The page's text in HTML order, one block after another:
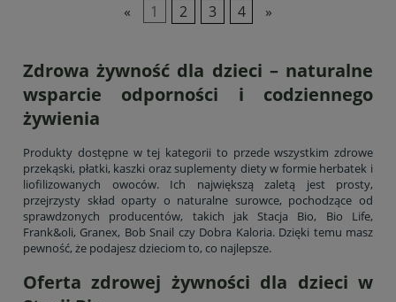
« 1 2 3 4 »
Zdrowa żywność dla dzieci – naturalne
wsparcie odporności i codziennego
żywienia
Produkty dostępne w tej kategorii to przede wszystkim zdrowe
przekąski, płatki, kaszki oraz suplementy diety w formie herbatek i
liofilizowanych owoców. Ich największą zaletą jest prosty,
przejrzysty skład oparty o naturalne surowce, pochodzące od
sprawdzonych producentów, takich jak Stacja Bio, Bio Life,
Frank&oli, Granex, Bob Snail czy Dobra Kaloria. Dzięki temu masz
pewność, że podajesz dzieciom to, co najlepsze.
Oferta zdrowej żywności dla dzieci w